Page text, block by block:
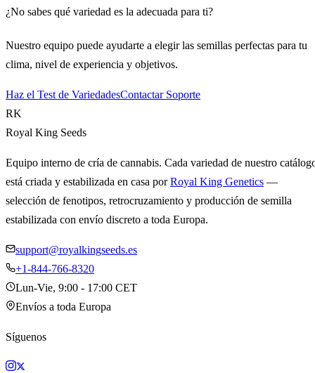
¿No sabes qué variedad es la adecuada para ti?
Nuestro equipo puede ayudarte a elegir las semillas perfectas para tu
clima, nivel de experiencia y objetivos.
Haz el Test de VariedadesContactar Soporte
RK
Royal King Seeds
Equipo interno de cría de cannabis. Cada variedad de nuestro
está criada y estabilizada en casa porRoyal King Genetics —
selección de fenotipos, retrocruzamiento y producción de semilla
estabilizada con envío discreto a toda Europa.
support@royalkingseeds.es
+1-844-766-8320
Lun-Vie, 9:00 - 17:00 CET
Envíos a toda Europa
Síguenos